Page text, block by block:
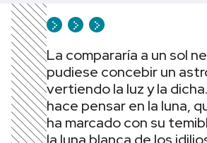
La compararía a un sol
pudiese concebir un
vertiendo la luz y la
hace pensar en la luna,
ha marcado con su